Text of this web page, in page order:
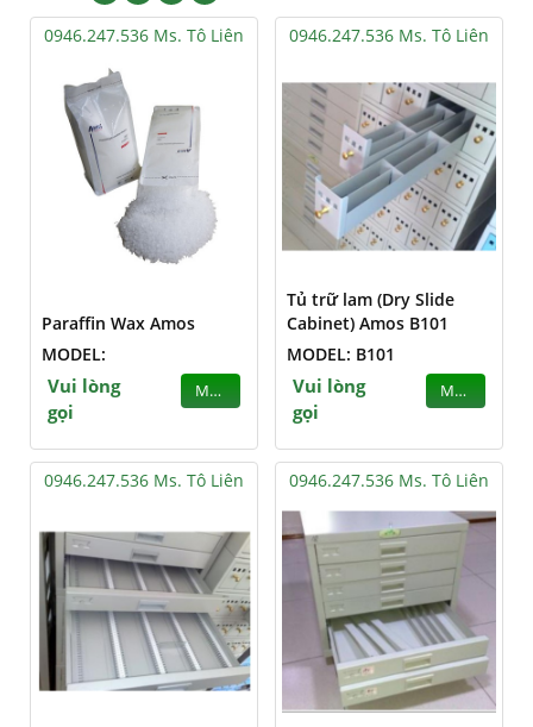
0946.247.536 Ms. Tô Liên
Paraffin Wax Amos
MODEL:
Vui lòng
gọi
MUA
0946.247.536 Ms. Tô Liên
Tủ trữ lam (Dry Slide
Cabinet) Amos B101
MODEL: B101
Vui lòng
gọi
MUA
0946.247.536 Ms. Tô Liên 0946.247.536 Ms. Tô Liên